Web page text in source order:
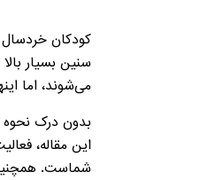
کودکان
سنین بسیار
می‌شوند، اما
بدون درک نحوه
این مقاله،
شماست. همچنین می توانید